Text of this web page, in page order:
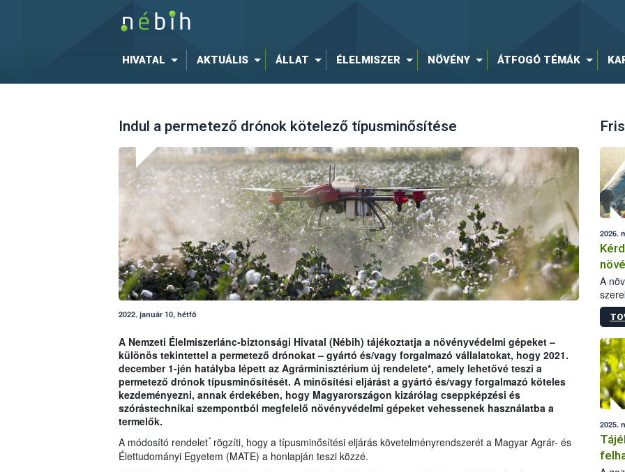
HIVATAL AKTUÁLIS ÁLLAT ÉLELMISZER NÖVÉNY ÁTFOGÓ TÉMÁK
Indul a permetező drónok kötelező típusminősítése
2022. január 10, hétfő
A Nemzeti Élelmiszerlánc-biztonsági Hivatal (Nébih) tájékoztatja a növényvédelmi gépeket –
különös tekintettel a permetező drónokat – gyártó és/vagy forgalmazó vállalatokat, hogy 2021.
december 1-jén hatályba lépett az Agrárminisztérium új rendelete*, amely lehetővé teszi a
permetező drónok típusminősítését. A minősítési eljárást a gyártó és/vagy forgalmazó köteles
kezdeményezni, annak érdekében, hogy Magyarországon kizárólag cseppképzési és
szórástechnikai szempontból megfelelő növényvédelmi gépeket vehessenek használatba a
termelők.
A módosító rendelet*rögzíti, hogy a típusminősítési eljárás követelményrendszerét a Magyar Agrár- és
Élettudományi Egyetem (MATE) a honlapján teszi közzé.
2026.
A
kis
2025.